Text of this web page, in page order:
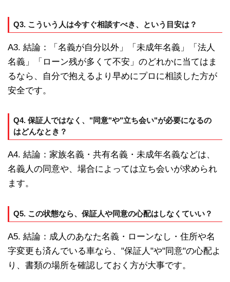
Q3. こういう人は今すぐ相談すべき、という目安は？
A3. 結論：「名義が自分以外」「未成年名義」「法人
名義」「ローン残が多くて不安」のどれかに当てはま
るなら、自分で抱えるより早めにプロに相談した方が
安全です。
Q4. 保証人ではなく、"同意"や"立ち会い"が必要になるの
はどんなとき？
A4. 結論：家族名義・共有名義・未成年名義などは、
名義人の同意や、場合によっては立ち会いが求められ
ます。
Q5. この状態なら、保証人や同意の心配はしなくていい？
A5. 結論：成人のあなた名義・ローンなし・住所や名
字変更も済んでいる車なら、"保証人"や"同意"の心配よ
り、書類の場所を確認しておく方が大事です。